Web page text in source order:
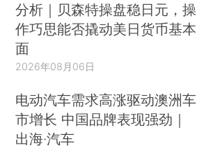
分析｜贝森特操盘稳日元，操
作巧思能否撬动美日货币基本
面
2026年08月06日
电动汽车需求高涨驱动澳洲车
市增长 中国品牌表现强劲｜
出海·汽车